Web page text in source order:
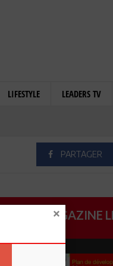
LIFESTYLE LEADERS TV
PARTAGER
MAGAZINE